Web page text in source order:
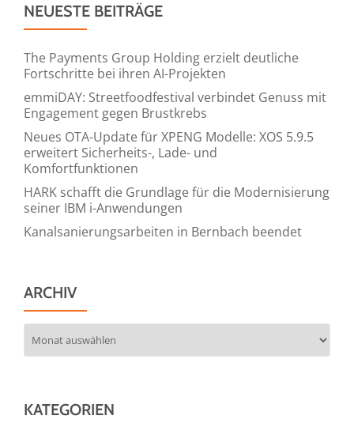
NEUESTE BEITRÄGE
The Payments Group Holding erzielt deutliche
Fortschritte bei ihren AI-Projekten
emmiDAY: Streetfoodfestival verbindet Genuss mit
Engagement gegen Brustkrebs
Neues OTA-Update für XPENG Modelle: XOS 5.9.5
erweitert Sicherheits-, Lade- und
Komfortfunktionen
HARK schafft die Grundlage für die Modernisierung
seiner IBM i-Anwendungen
Kanalsanierungsarbeiten in Bernbach beendet
ARCHIV
KATEGORIEN